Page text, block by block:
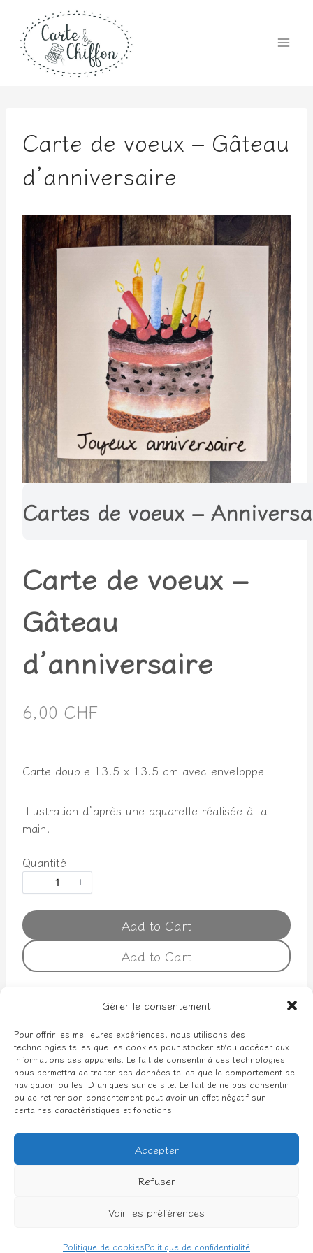
Gérer le consentement
Pour offrir les meilleures expériences, nous utilisons des
technologies telles que les cookies pour stocker et/ou accéder aux
informations des appareils. Le fait de consentir à ces technologies
nous permettra de traiter des données telles que le comportement de
navigation ou les ID uniques sur ce site. Le fait de ne pas consentir
ou de retirer son consentement peut avoir un effet négatif sur
certaines caractéristiques et fonctions.
Accepter
Refuser
Voir les préférences
Politique de cookiesPolitique de confidentialité
contenu
Carte de voeux – Gâteau
d’anniversaire
Cartes de voeux –
Carte de voeux –
Gâteau
d’anniversaire
N
6,00 CHF
Carte double 13.5 x 13.5 cm avec enveloppe
Illustration d’après une aquarelle réalisée à la
main.
Quantité
Add to Cart
Add to Cart
Facebook Instagram
Politique de confidentialité
Conditions générales de vente
Mentions légales
© 2026 carte-et-chiffon.ch